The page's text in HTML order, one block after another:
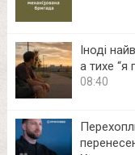
Іноді
а тихе “я
08:40